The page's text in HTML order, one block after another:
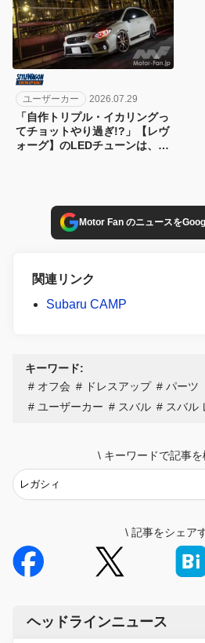
ユーザーカー 2026.07.29
「自作トリプル・イカリングっ
てチョットやり過ぎ!?」【レヴ
ォーグ】のLEDチューンは、や
Motor Fan のニュースを
関連リンク
Subaru CAMP
キーワード:
オフ会
ドレスアップ
パーツ
ユーザーカー
スバル スバル
\ キーワードで記事を
\ 記事をシェア
ヘッドラインニュース